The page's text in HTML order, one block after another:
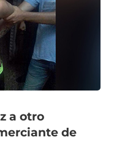
a otro
de